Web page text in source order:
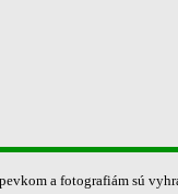
a fotografiám sú